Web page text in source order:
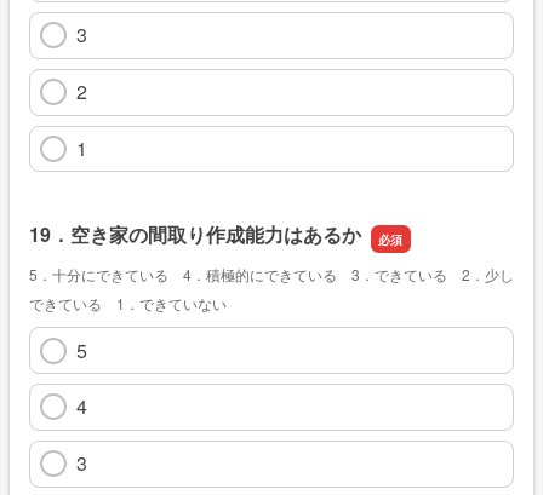
3
2
1
19．空き家の間取り作成能力はあるか
5．十分にできている 4．積極的にできている 3．できている 2．少し
できている 1．できていない
5
4
3